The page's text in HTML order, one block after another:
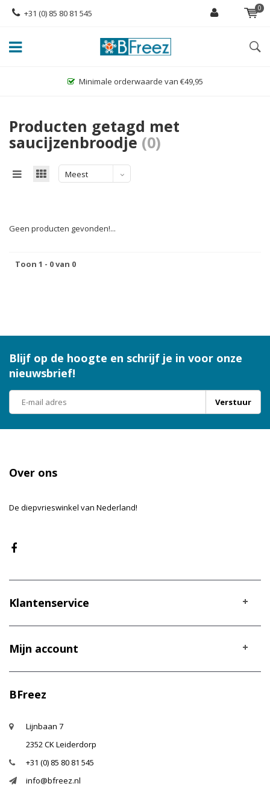
+31 (0) 85 80 81 545 0
Minimale orderwaarde van €49,95
Producten getagd met
saucijzenbroodje (0)
Meest
Geen producten gevonden!...
Toon 1 - 0 van 0
Blijf op de hoogte en schrijf je in voor onze
nieuwsbrief!
Verstuur
Over ons
De diepvrieswinkel van Nederland!
Klantenservice
Mijn account
BFreez
Lijnbaan 7
2352 CK Leiderdorp
+31 (0) 85 80 81 545
info@bfreez.nl